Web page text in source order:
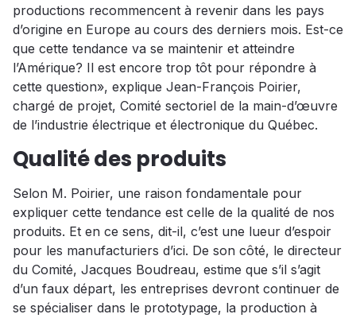
productions recommencent à revenir dans les pays
d’origine en Europe au cours des derniers mois. Est-ce
que cette tendance va se maintenir et atteindre
l’Amérique? Il est encore trop tôt pour répondre à
cette question», explique Jean-François Poirier,
chargé de projet, Comité sectoriel de la main-d’œuvre
de l’industrie électrique et électronique du Québec.
Qualité des produits
Selon M. Poirier, une raison fondamentale pour
expliquer cette tendance est celle de la qualité de nos
produits. Et en ce sens, dit-il, c’est une lueur d’espoir
pour les manufacturiers d’ici. De son côté, le directeur
du Comité, Jacques Boudreau, estime que s’il s’agit
d’un faux départ, les entreprises devront continuer de
se spécialiser dans le prototypage, la production à